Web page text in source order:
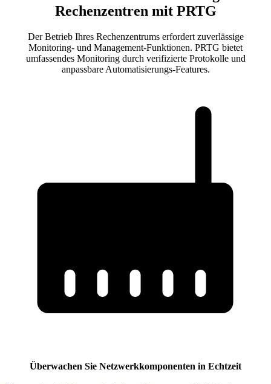
Rechenzentren mit PRTG
Der Betrieb Ihres Rechenzentrums erfordert zuverlässige
Monitoring- und Management-Funktionen. PRTG bietet
umfassendes Monitoring durch verifizierte Protokolle und
anpassbare Automatisierungs-Features.
Überwachen Sie Netzwerkkomponenten in Echtzeit